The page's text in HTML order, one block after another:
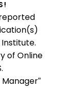
of Online